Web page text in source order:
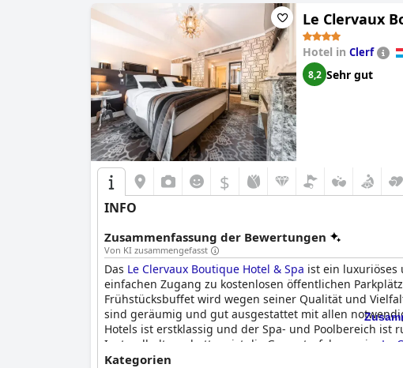
Le Clervaux
Hotel in Clerf
8,2 Sehr gut
$
INFO
Zusammenfassung der Bewertungen
Von KI zusammengefasst
Das Le Clervaux Boutique Hotel & Spa ist ein luxuriöses
einfachen Zugang zu kostenlosen öffentlichen
Frühstücksbuffet wird wegen seiner Qualität und
sind geräumig und gut ausgestattet mit allen
Hotels ist erstklassig und der Spa- und Poolbereich
Instandhaltung hatten, ist die Gesamterfahrung im Le
und ist ein hervorragendes 4-Sterne-Hotel mit
Kategorien